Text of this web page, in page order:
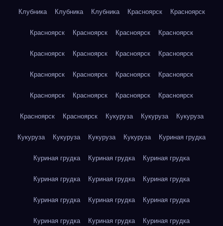
Клубника Клубника Клубника Красноярск Красноярск
Красноярск Красноярск Красноярск Красноярск
Красноярск Красноярск Красноярск Красноярск
Красноярск Красноярск Красноярск Красноярск
Красноярск Красноярск Красноярск Красноярск
Красноярск Красноярск Кукуруза Кукуруза Кукуруза
Кукуруза Кукуруза Кукуруза Кукуруза Куриная грудка
Куриная грудка Куриная грудка Куриная грудка
Куриная грудка Куриная грудка Куриная грудка
Куриная грудка Куриная грудка Куриная грудка
Куриная грудка Куриная грудка Куриная грудка